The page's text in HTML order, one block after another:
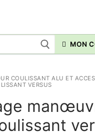
MON
COULISSANT ALU ET
VERSUS